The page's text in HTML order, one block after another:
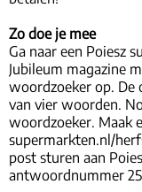
Zo doe je mee
Ga naar een Poiesz
Jubileum magazine
woordzoeker op. De
van vier woorden.
woordzoeker. Maak
supermarkten.nl/
post sturen aan
antwoordnummer